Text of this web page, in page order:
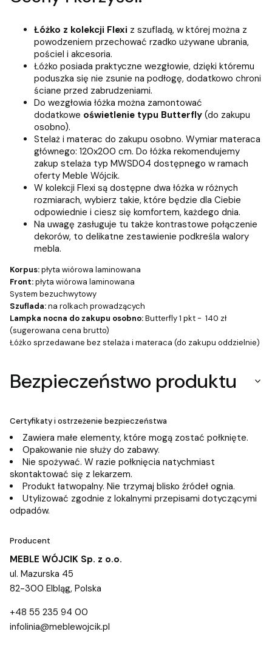
Łóżko z kolekcji Flexi z szufladą, w której można z
powodzeniem przechować rzadko używane ubrania,
pościel i akcesoria.
Łóżko posiada praktyczne wezgłowie, dzięki któremu
poduszka się nie zsunie na podłogę, dodatkowo chroni
ściane przed zabrudzeniami.
Do wezgłowia łóżka można zamontować
dodatkowe oświetlenie typu Butterfly (do zakupu
osobno).
Stelaż i materac do zakupu osobno. Wymiar materaca
głównego: 120x200 cm. Do łóżka rekomendujemy
zakup stelaża typ MWSD04 dostępnego w ramach
oferty Meble Wójcik.
W kolekcji Flexi są dostępne dwa łóżka w różnych
rozmiarach, wybierz takie, które będzie dla Ciebie
odpowiednie i ciesz się komfortem, każdego dnia.
Na uwagę zasługuje tu także kontrastowe połączenie
dekorów, to delikatne zestawienie podkreśla walory
mebla.
Korpus:płyta wiórowa laminowana
Front:płyta wiórowa laminowana
System bezuchwytowy
Szuflada:na rolkach prowadzących
Lampka nocna do zakupu osobno:Butterfly 1 pkt - 140 zł
(sugerowana cena brutto)
Łóżko sprzedawane bez stelaża i materaca (do zakupu oddzielnie)
Bezpieczeństwo produktu
Certyfikaty i ostrzeżenie bezpieczeństwa
Zawiera małe elementy, które mogą zostać połknięte.
Opakowanie nie służy do zabawy.
Nie spożywać. W razie połknięcia natychmiast
skontaktować się z lekarzem.
Produkt łatwopalny. Nie trzymaj blisko źródeł ognia.
Utylizować zgodnie z lokalnymi przepisami dotyczącymi
odpadów.
Producent
MEBLE WÓJCIK Sp. z o.o.
ul. Mazurska 45
82-300 Elbląg, Polska
+48 55 235 94 00
infolinia@meblewojcik.pl